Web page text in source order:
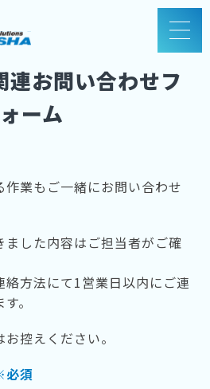
連お問い合わせフ
ォーム
作業もご一緒にお問い合わせ
ました内容はご担当者がご確
絡方法にて1営業日以内にご連
。
控えください。
必須